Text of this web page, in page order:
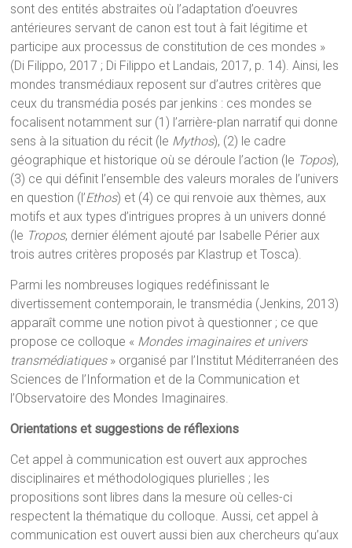
sont des entités abstraites où l’adaptation d’oeuvres
antérieures servant de canon est tout à fait légitime et
participe aux processus de constitution de ces mondes »
(Di Filippo, 2017 ; Di Filippo et Landais, 2017, p. 14). Ainsi, les
mondes transmédiaux reposent sur d’autres critères que
ceux du transmédia posés par jenkins : ces mondes se
focalisent notamment sur (1) l’arrière-plan narratif qui donne
sens à la situation du récit (le Mythos), (2) le cadre
géographique et historique où se déroule l’action (le Topos),
(3) ce qui définit l’ensemble des valeurs morales de l’univers
en question (l’Ethos) et (4) ce qui renvoie aux thèmes, aux
motifs et aux types d’intrigues propres à un univers donné
(le Tropos, dernier élément ajouté par Isabelle Périer aux
trois autres critères proposés par Klastrup et Tosca).
Parmi les nombreuses logiques redéfinissant le
divertissement contemporain, le transmédia (Jenkins, 2013)
apparaît comme une notion pivot à questionner ; ce que
propose ce colloque « Mondes imaginaires et univers
transmédiatiques » organisé par l’Institut Méditerranéen des
Sciences de l’Information et de la Communication et
l’Observatoire des Mondes Imaginaires.
Orientations et suggestions de réflexions
Cet appel à communication est ouvert aux approches
disciplinaires et méthodologiques plurielles ; les
propositions sont libres dans la mesure où celles-ci
respectent la thématique du colloque. Aussi, cet appel à
communication est ouvert aussi bien aux chercheurs qu’aux